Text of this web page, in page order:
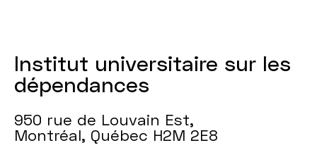
Institut universitaire sur les
dépendances
950 rue de Louvain Est,
Montréal, Québec H2M 2E8